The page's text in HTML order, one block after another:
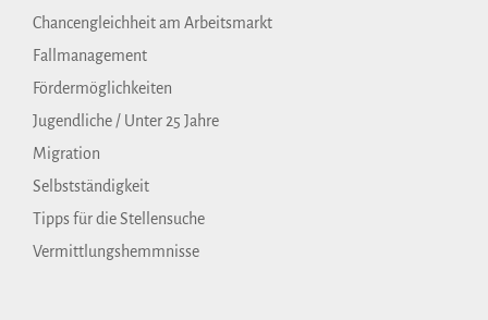
Chancengleichheit am Arbeitsmarkt
Fallmanagement
Fördermöglichkeiten
Jugendliche / Unter 25 Jahre
Migration
Selbstständigkeit
Tipps für die Stellensuche
Vermittlungshemmnisse